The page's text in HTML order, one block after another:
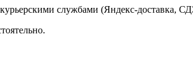
службами (Яндекс-доставка,